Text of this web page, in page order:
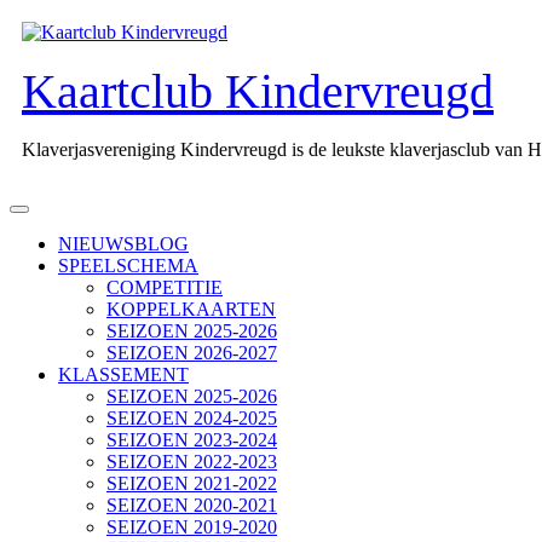
Ga
naar
inhoud
Kaartclub Kindervreugd
Klaverjasvereniging Kindervreugd is de leukste klaverjasclub van
Open
NIEUWSBLOG
SPEELSCHEMA
COMPETITIE
KOPPELKAARTEN
SEIZOEN 2025-2026
SEIZOEN 2026-2027
KLASSEMENT
SEIZOEN 2025-2026
SEIZOEN 2024-2025
SEIZOEN 2023-2024
SEIZOEN 2022-2023
SEIZOEN 2021-2022
SEIZOEN 2020-2021
SEIZOEN 2019-2020